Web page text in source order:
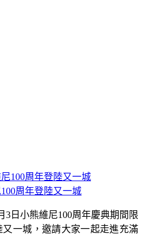
周年登陸又一城
3日小熊維尼100周年慶典期間限
一城，邀請大家一起走進充滿